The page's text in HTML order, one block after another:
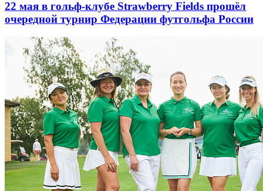
22 мая в гольф-клубе Strawberry Fields прошёл
очередной турнир Федерации футгольфа России